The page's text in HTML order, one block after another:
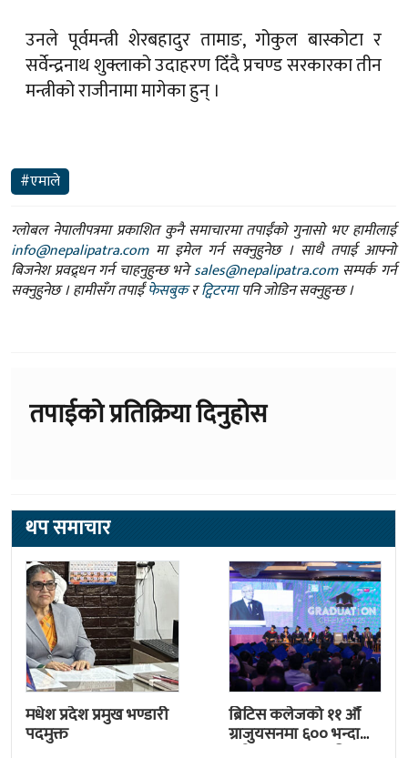
उनले पूर्वमन्त्री शेरबहादुर तामाङ, गोकुल बास्कोटा र
सर्वेन्द्रनाथ शुक्लाको उदाहरण दिँदै प्रचण्ड सरकारका तीन
मन्त्रीको राजीनामा मागेका हुन् ।
#एमाले
ग्लोबल नेपालीपत्रमा प्रकाशित कुनै समाचारमा तपाईंको गुनासो भए हामीलाई
info@nepalipatra.comमा इमेल गर्न सक्नुहुनेछ । साथै तपाई आफ्नो
बिजनेश प्रवद्र्धन गर्न चाहनुहुन्छ भनेsales@nepalipatra.comसम्पर्क गर्न
सक्नुहुनेछ । हामीसँग तपाईंफेसबुकरट्विटरमापनि जोडिन सक्नुहुन्छ ।
तपाईको प्रतिक्रिया दिनुहोस
थप समाचार
मधेश प्रदेश प्रमुख भण्डारी
पदमुक्त
ब्रिटिस कलेजको ११ औँ
ग्राजुयसनमा ६०० भन्दा